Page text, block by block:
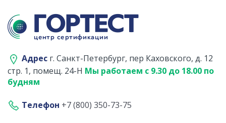
Адрес г. Санкт-Петербург, пер Каховского, д. 12
стр. 1, помещ. 24-Н Мы работаем с 9.30 до 18.00 по
будням
Телефон +7 (800) 350-73-75